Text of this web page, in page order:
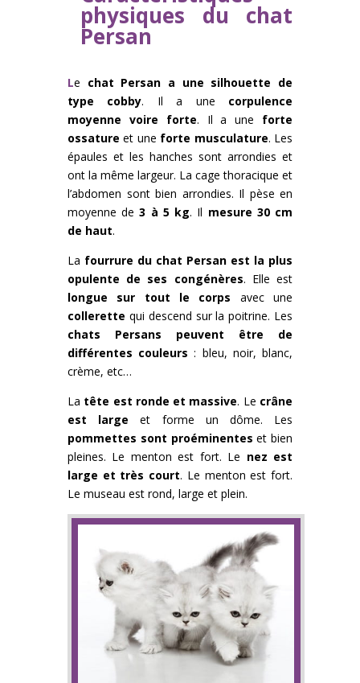
physiques du chat
Persan
Le chat Persan a une silhouette de
type cobby. Il a une corpulence
moyenne voire forte. Il a une forte
ossature et une forte musculature. Les
épaules et les hanches sont arrondies et
ont la même largeur. La cage thoracique et
l’abdomen sont bien arrondies. Il pèse en
moyenne de3 à 5 kg. Il mesure 30 cm
de haut.
La fourrure du chat Persan est la plus
opulente de ses congénères. Elle est
longue sur tout le corps avec une
collerette qui descend sur la poitrine. Les
chats Persans peuvent être de
différentes couleurs : bleu, noir, blanc,
crème, etc…
La tête est ronde et massive. Le crâne
est large et forme un dôme. Les
pommettes sont proéminentes et bien
pleines. Le menton est fort. Le nez est
large et très court. Le menton est fort.
Le museau est rond, large et plein.